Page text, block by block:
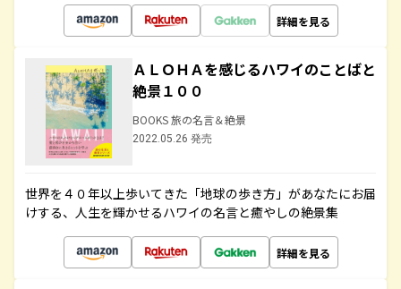
詳細を見る
ＡＬＯＨＡを感じるハワイのことばと
絶景１００
BOOKS 旅の名言＆絶景
2022.05.26 発売
世界を４０年以上歩いてきた「地球の歩き方」があなたにお届
けする、人生を輝かせるハワイの名言と癒やしの絶景集
詳細を見る